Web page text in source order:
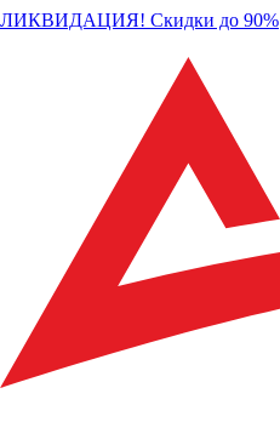
ЛИКВИДАЦИЯ! Скидки до 90%